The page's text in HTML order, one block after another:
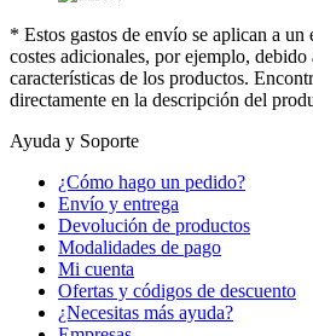
* Estos gastos de envío se aplican a un
costes adicionales, por ejemplo, debido
características de los productos.
directamente en la descripción del
Ayuda y Soporte
¿Cómo hago un pedido?
Envío y entrega
Devolución de productos
Modalidades de pago
Mi cuenta
Ofertas y códigos de descuento
¿Necesitas más ayuda?